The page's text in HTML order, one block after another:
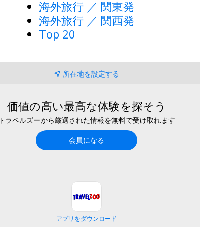
海外旅行 ／ 関東発
海外旅行 ／ 関西発
Top 20
所在地を設定する
価値の高い最高な体験を探そう
トラベルズーから厳選された情報を無料で受け取れます
会員になる
アプリをダウンロード